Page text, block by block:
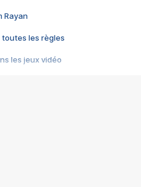
Rayan
toutes les règles
les jeux vidéo